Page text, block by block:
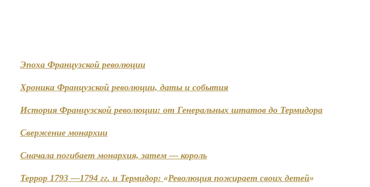
Эпоха Французской революции
Хроника Французской революции, даты и события
История Французской революции: от Генеральных штатов до Термидора
Свержение монархии
Сначала погибает монархия, затем— король
Террор 1793—1794 гг. и Термидор: «Революция пожирает своих детей»